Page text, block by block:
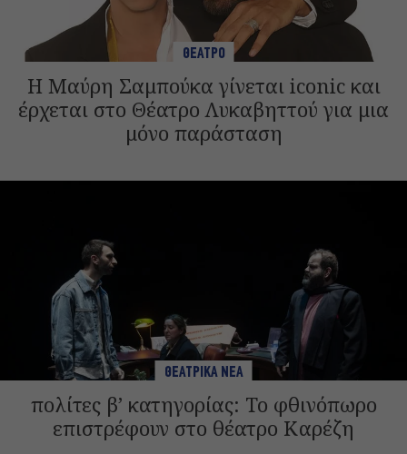
ΘΕΑΤΡΟ
Η Μαύρη Σαμπούκα γίνεται iconic και
έρχεται στο Θέατρο Λυκαβηττού για μια
μόνο παράσταση
ΘΕΑΤΡΙΚΑ ΝΕΑ
πολίτες β’ κατηγορίας: Το φθινόπωρο
επιστρέφουν στο θέατρο Καρέζη